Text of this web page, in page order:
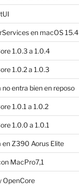
en macOS 15.4
1.0.3 a 1.0.4
1.0.2 a 1.0.3
no entra bien en reposo
1.0.1 a 1.0.2
1.0.0 a 1.0.1
en Z390 Aorus Elite
MacPro7,1
OpenCore